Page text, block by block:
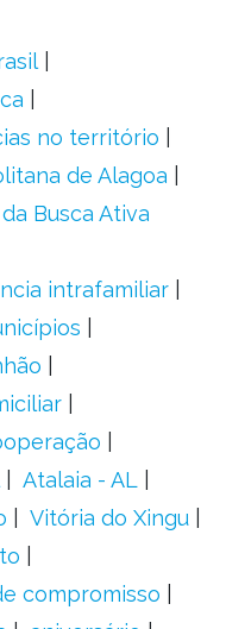
no território
de Alagoa
Busca Ativa
intrafamiliar
Atalaia - AL
Vitória do Xingu
compromisso